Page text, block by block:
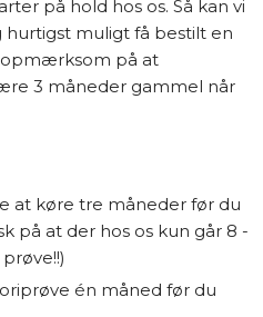
på hold hos os. Så kan vi
muligt få bestilt en
på at
3 måneder gammel når
at køre tre måneder før du
på at der hos os kun går 8 -
én måned før du